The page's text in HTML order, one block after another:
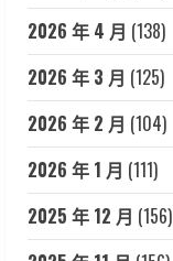
2026 年 4 月 (138)
2026 年 3 月 (125)
2026 年 2 月 (104)
2026 年 1 月 (111)
2025 年 12 月 (156)